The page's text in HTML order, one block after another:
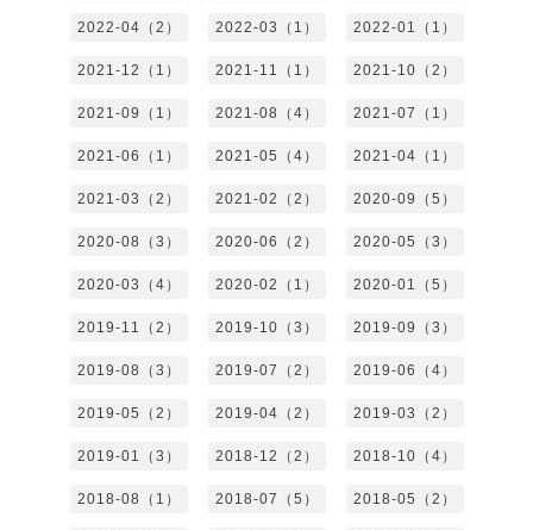
2022-04（2） 2022-03（1） 2022-01（1）
2021-12（1） 2021-11（1） 2021-10（2）
2021-09（1） 2021-08（4） 2021-07（1）
2021-06（1） 2021-05（4） 2021-04（1）
2021-03（2） 2021-02（2） 2020-09（5）
2020-08（3） 2020-06（2） 2020-05（3）
2020-03（4） 2020-02（1） 2020-01（5）
2019-11（2） 2019-10（3） 2019-09（3）
2019-08（3） 2019-07（2） 2019-06（4）
2019-05（2） 2019-04（2） 2019-03（2）
2019-01（3） 2018-12（2） 2018-10（4）
2018-08（1） 2018-07（5） 2018-05（2）